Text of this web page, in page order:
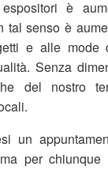
è
senso è
e alle mode
Senza
del nostro
un
per chiunque